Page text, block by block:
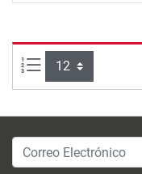
Artículos por
Correo Electrónico